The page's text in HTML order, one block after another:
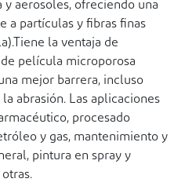
y aerosoles, ofreciendo una
a partículas y fibras finas
la ventaja de
película microporosa
mejor barrera, incluso
abrasión. Las aplicaciones
procesado
y gas, mantenimiento y
pintura en spray y